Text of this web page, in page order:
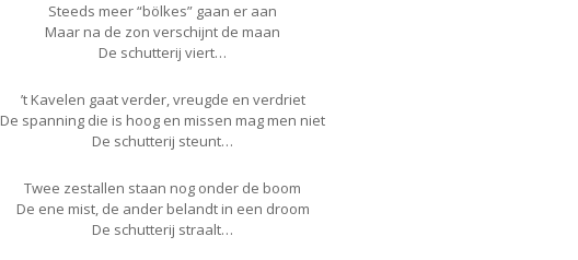
Steeds meer “bölkes” gaan er aan
Maar na de zon verschijnt de maan
De schutterij viert…
’t Kavelen gaat verder, vreugde en verdriet
De spanning die is hoog en missen mag men niet
De schutterij steunt…
Twee zestallen staan nog onder de boom
De ene mist, de ander belandt in een droom
De schutterij straalt…